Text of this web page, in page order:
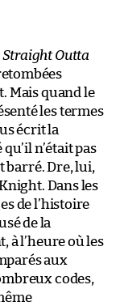
Straight Outta
Mais quand le
les termes
écrit la
n’était pas
barré. Dre, lui,
Dans les
de l’histoire
de la
à l’heure où les
aux
codes,